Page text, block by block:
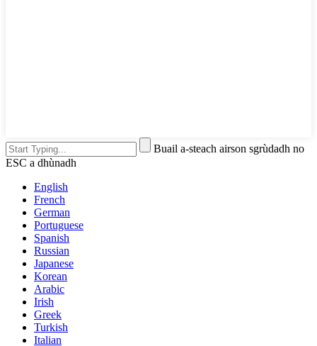
Buail a-steach airson sgrùdadh no
ESC a dhùnadh
English
French
German
Portuguese
Spanish
Russian
Japanese
Korean
Arabic
Irish
Greek
Turkish
Italian